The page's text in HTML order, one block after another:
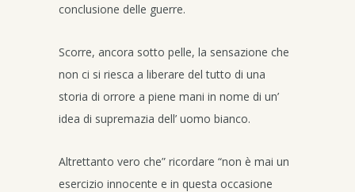
conclusione delle guerre.
Scorre, ancora sotto pelle, la sensazione che
non ci si riesca a liberare del tutto di una
storia di orrore a piene mani in nome di un’
idea di supremazia dell’ uomo bianco.
Altrettanto vero che” ricordare “non è mai un
esercizio innocente e in questa occasione